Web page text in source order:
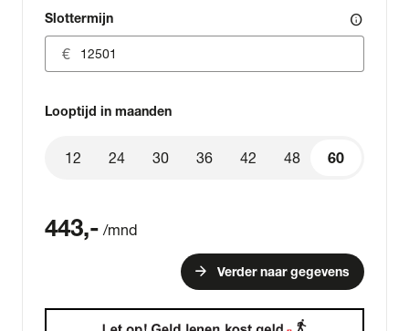
Slottermijn info
Looptijd in maanden
60
12 24 30 36 42 48 60
443,- /mnd
arrow_forward Verder naar gegevens